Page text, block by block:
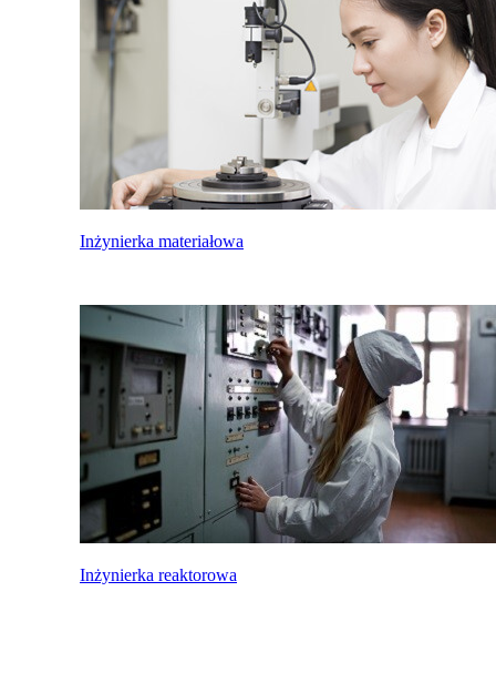
Inżynierka materiałowa
Inżynierka reaktorowa